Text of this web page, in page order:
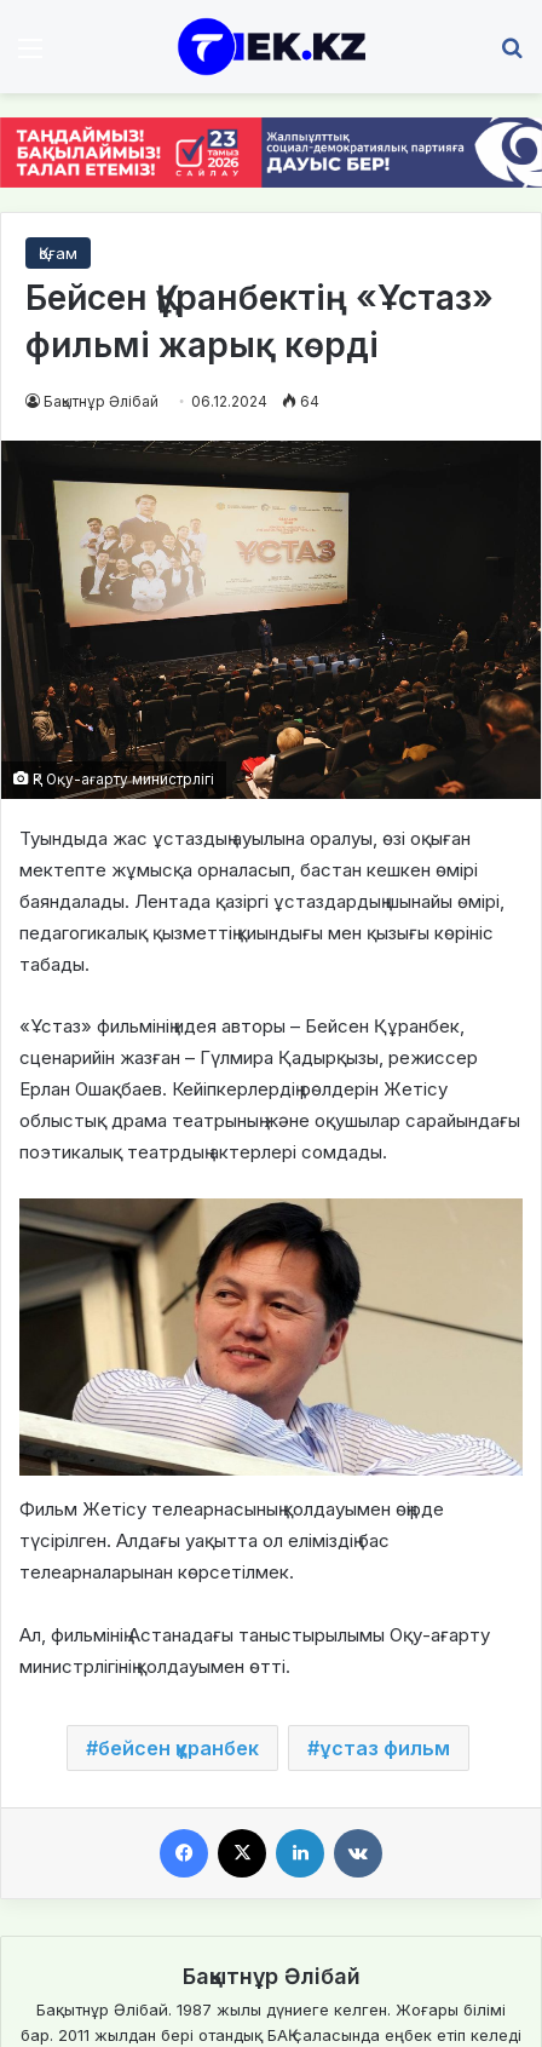
Қоғам
Бейсен Құранбектің «Ұстаз»
фильмі жарық көрді
Бақытнұр Әлібай 06.12.2024 64
ҚР Оқу-ағарту министрлігі
Туындыда жас ұстаздың ауылына оралуы, өзі оқыған
мектепте жұмысқа орналасып, бастан кешкен өмірі
баяндалады. Лентада қазіргі ұстаздардың шынайы өмірі,
педагогикалық қызметтің қиындығы мен қызығы көрініс
табады.
«Ұстаз» фильмінің идея авторы – Бейсен Құранбек,
сценарийін жазған – Гүлмира Қадырқызы, режиссер
Ерлан Ошақбаев. Кейіпкерлердің рөлдерін Жетісу
облыстық драма театрының және оқушылар сарайындағы
поэтикалық театрдың актерлері сомдады.
Фильм Жетісу телеарнасының қолдауымен өңірде
түсірілген. Алдағы уақытта ол еліміздің бас
телеарналарынан көрсетілмек.
Ал, фильмінің Астанадағы таныстырылымы Оқу-ағарту
министрлігінің қолдауымен өтті.
бейсен құранбек ұстаз фильм
Facebook LinkedIn
Бақытнұр Әлібай
Бақытнұр Әлібай. 1987 жылы дүниеге келген. Жоғары білімі
бар. 2011 жылдан бері отандық БАҚ саласында еңбек етіп келеді